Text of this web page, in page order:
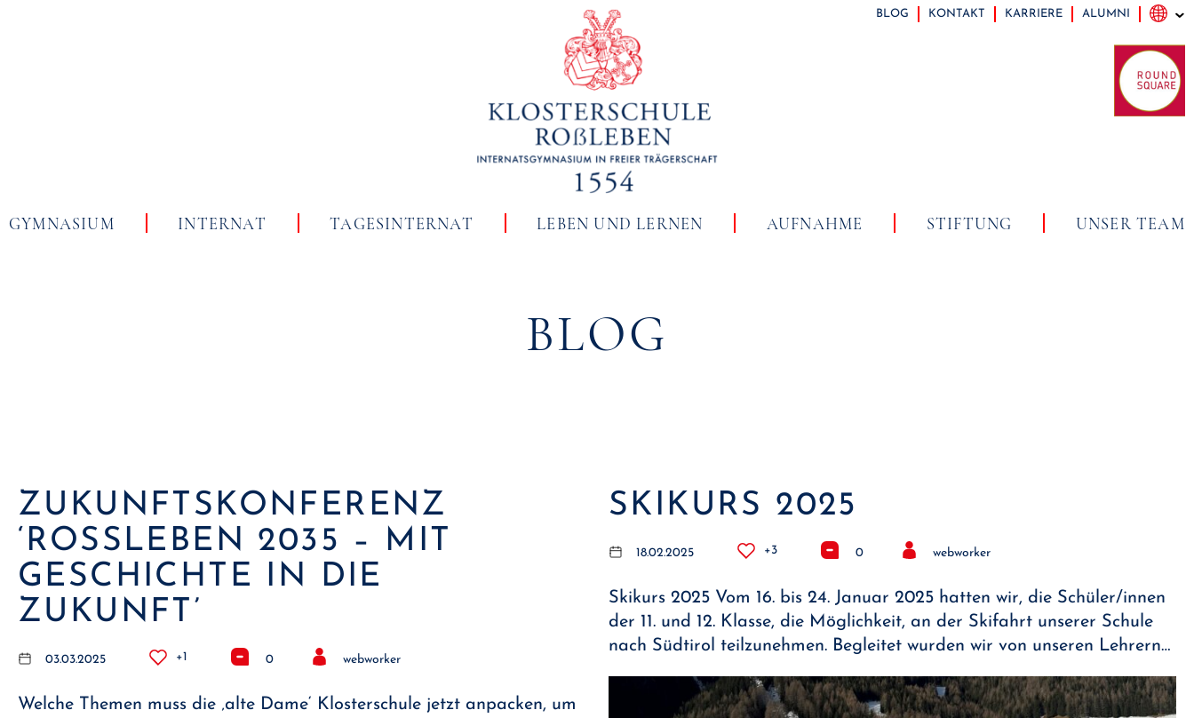
BLOG KONTAKT KARRIERE ALUMNI
GYMNASIUM INTERNAT TAGESINTERNAT LEBEN UND LERNEN AUFNAHME STIFTUNG UNSER TEAM
BLOG
ZUKUNFTSKONFERENZ
‘ROSSLEBEN 2035 – MIT G
ESCHICHTE IN DIE Z
UKUNFT’
03.03.2025 +1 0 webworker
Welche Themen muss die ‚alte Dame‘ Klosterschule jetzt anpacken, um
SKIKURS 2025
18.02.2025 +3 0 webworker
Skikurs 2025 Vom 16. bis 24. Januar 2025 hatten wir, die Schüler/innen
der 11. und 12. Klasse, die Möglichkeit, an der Skifahrt unserer Schule
nach Südtirol teilzunehmen. Begleitet wurden wir von unseren Lehrern…